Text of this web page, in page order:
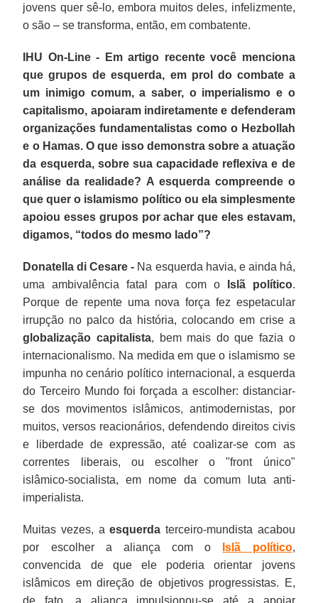
jovens quer sê-lo, embora muitos deles, infelizmente,
o são – se transforma, então, em combatente.
IHU On-Line - Em artigo recente você menciona
que grupos de esquerda, em prol do combate a
um inimigo comum, a saber, o imperialismo e o
capitalismo, apoiaram indiretamente e defenderam
organizações fundamentalistas como o Hezbollah
e o Hamas. O que isso demonstra sobre a atuação
da esquerda, sobre sua capacidade reflexiva e de
análise da realidade? A esquerda compreende o
que quer o islamismo político ou ela simplesmente
apoiou esses grupos por achar que eles estavam,
digamos, “todos do mesmo lado”?
Donatella di Cesare - Na esquerda havia, e ainda há,
uma ambivalência fatal para com o
Islã político.
Porque de repente uma nova força fez espetacular
irrupção no palco da história, colocando em crise a
globalização capitalista, bem mais do que fazia o
internacionalismo. Na medida em que o islamismo se
impunha no cenário político internacional, a esquerda
do Terceiro Mundo foi forçada a escolher: distanciar-
se dos movimentos islâmicos, antimodernistas, por
muitos, versos reacionários, defendendo direitos civis
e liberdade de expressão, até coalizar-se com as
correntes liberais, ou escolher o "front único"
islâmico-socialista, em nome da comum luta anti-
imperialista.
Muitas vezes, aesquerda terceiro-mundista acabou
por escolher a aliança com o
Islã político,
convencida de que ele poderia orientar jovens
islâmicos em direção de objetivos progressistas. E,
de fato, a aliança impulsionou-se até a apoiar